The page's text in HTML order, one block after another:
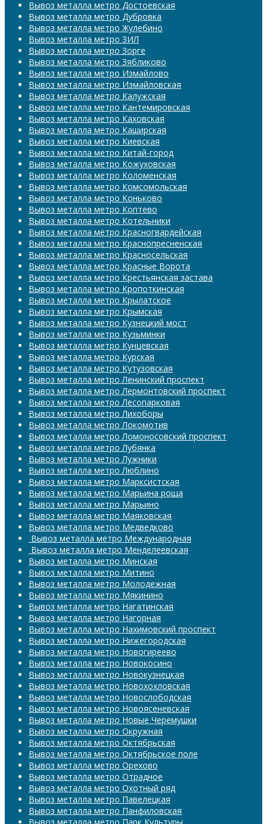
Вывоз металла метро Достоевская
Вывоз металла метро Дубровка
Вывоз металла метро Жулебино
Вывоз металла метро ЗИЛ
Вывоз металла метро Зорге
Вывоз металла метро Зябликово
Вывоз металла метро Измайлово
Вывоз металла метро Измайловская
Вывоз металла метро Калужская
Вывоз металла метро Кантемировская
Вывоз металла метро Каховская
Вывоз металла метро Каширская
Вывоз металла метро Киевская
Вывоз металла метро Китай-город
Вывоз металла метро Кожуховская
Вывоз металла метро Коломенская
Вывоз металла метро Комсомольская
Вывоз металла метро Коньково
Вывоз металла метро Коптево
Вывоз металла метро Котельники
Вывоз металла метро Красногвардейская
Вывоз металла метро Краснопресненская
Вывоз металла метро Красносельская
Вывоз металла метро Красные Ворота
Вывоз металла метро Крестьянская застава
Вывоз металла метро Кропоткинская
Вывоз металла метро Крылатское
Вывоз металла метро Крымская
Вывоз металла метро Кузнецкий мост
Вывоз металла метро Кузьминки
Вывоз металла метро Кунцевская
Вывоз металла метро Курская
Вывоз металла метро Кутузовская
Вывоз металла метро Ленинский проспект
Вывоз металла метро Лермонтовский проспект
Вывоз металла метро Лесопарковая
Вывоз металла метро Лихоборы
Вывоз металла метро Локомотив
Вывоз металла метро Ломоносовский проспект
Вывоз металла метро Лубянка
Вывоз металла метро Лужники
Вывоз металла метро Люблино
Вывоз металла метро Марксистская
Вывоз металла метро Марьина роща
Вывоз металла метро Марьино
Вывоз металла метро Маяковская
Вывоз металла метро Медведково
​​​​​​​ Вывоз металла метро Международная
​​​​​​​ Вывоз металла метро Менделеевская
Вывоз металла метро Минская
Вывоз металла метро Митино
Вывоз металла метро Молодежная
Вывоз металла метро Мякинино
Вывоз металла метро Нагатинская
Вывоз металла метро Нагорная
Вывоз металла метро Нахимовский проспект
Вывоз металла метро Нижегородская
Вывоз металла метро Новогиреево
Вывоз металла метро Новокосино
Вывоз металла метро Новокузнецкая
Вывоз металла метро Новохохловская
Вывоз металла метро Новослободская
Вывоз металла метро Новоясеневская
Вывоз металла метро Новые Черемушки
Вывоз металла метро Окружная
Вывоз металла метро Октябрьская
Вывоз металла метро Октябрьское поле
Вывоз металла метро Орехово
Вывоз металла метро Отрадное
Вывоз металла метро Охотный ряд
Вывоз металла метро Павелецкая
Вывоз металла метро Панфиловская